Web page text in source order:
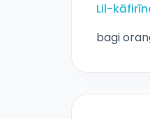
Lil-
bagi